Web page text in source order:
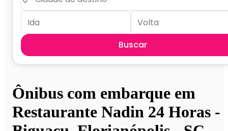
Buscar
Ônibus com embarque em
Restaurante Nadin 24 Horas -